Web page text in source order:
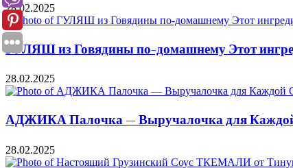
28.02.2025
ГУЛЯШ из Говядины по-домашнему Этот
28.02.2025
АДЖИКА Палочка — Выручалочка для
28.02.2025